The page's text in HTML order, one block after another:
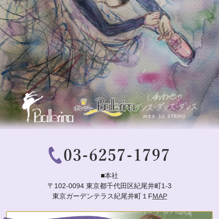
■本社
〒102-0094 東京都千代田区紀尾井町1-3
東京ガーデンテラス紀尾井町１FMAP